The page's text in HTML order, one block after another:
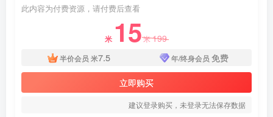
此内容为付费资源，请付费后查看
米 15米199
半价会员 米7.5 年/终身会员 免费
立即购买
建议登录购买，未登录无法保存数据